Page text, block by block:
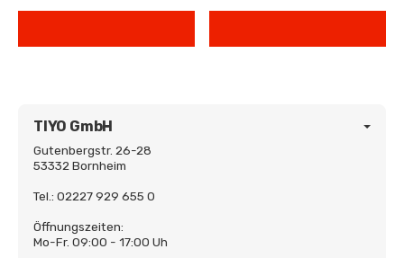
TIYO GmbH
Gutenbergstr. 26-28
53332 Bornheim
Tel.: 02227 929 655 0
Öffnungszeiten:
Mo-Fr. 09:00 - 17:00 Uh